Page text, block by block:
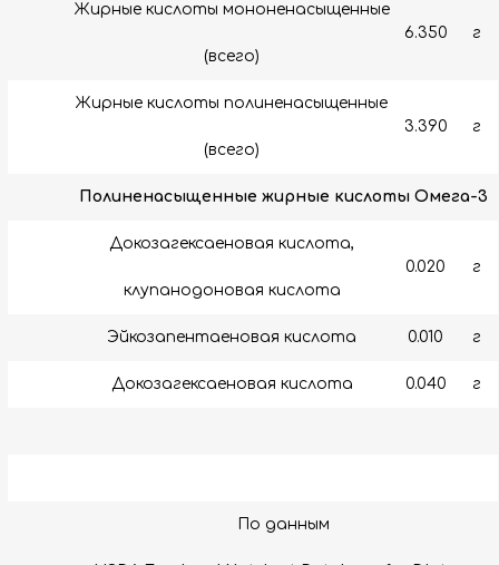
Жирные кислоты мононенасыщенные
(всего)
6.350 г
Жирные кислоты полиненасыщенные
(всего)
3.390 г
Полиненасыщенные жирные кислоты Омега-3
Докозагексаеновая кислота,
клупанодоновая кислота
0.020 г
Эйкозапентаеновая кислота 0.010 г
Докозагексаеновая кислота 0.040 г
По данным